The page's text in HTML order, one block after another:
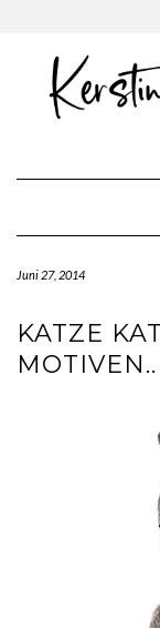
Juni 27, 2014
KATZE
MOTIVEN..